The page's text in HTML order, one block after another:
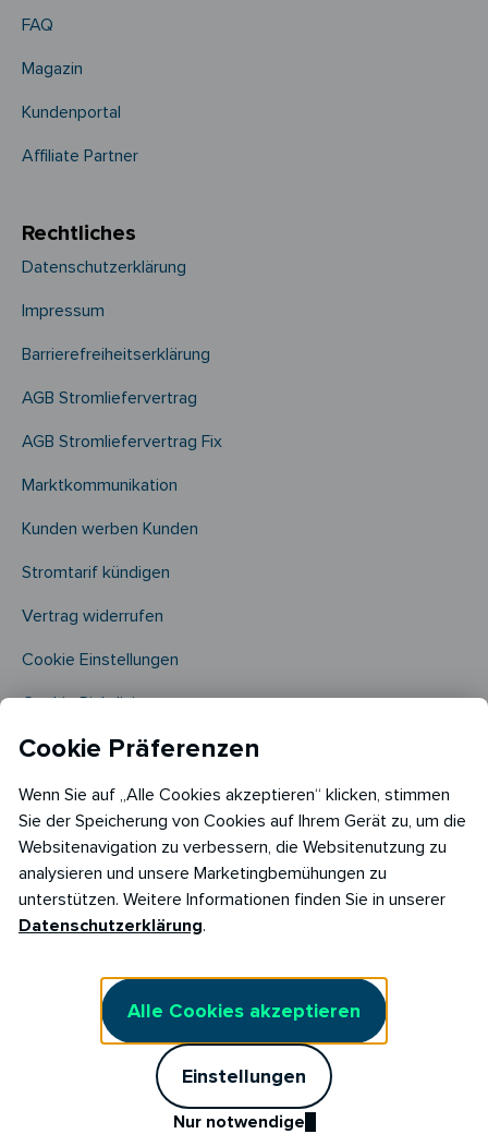
FAQ
Magazin
Kundenportal
Affiliate Partner
Rechtliches
Datenschutzerklärung
Impressum
Barrierefreiheitserklärung
AGB Stromliefervertrag
AGB Stromliefervertrag Fix
Marktkommunikation
Kunden werben Kunden
Stromtarif kündigen
Vertrag widerrufen
Cookie Einstellungen
Cookie Richtlinie​
Copyright © 2026
RABOT Energy DE GmbH
Hopfenmarkt 33,
Cookie Präferenzen
Wenn Sie auf „Alle Cookies akzeptieren“ klicken, stimmen
Sie der Speicherung von Cookies auf Ihrem Gerät zu, um die
Websitenavigation zu verbessern, die Websitenutzung zu
analysieren und unsere Marketingbemühungen zu
unterstützen. Weitere Informationen finden Sie in unserer
Datenschutzerklärung.
Alle Cookies akzeptieren
Einstellungen
Nur notwendige